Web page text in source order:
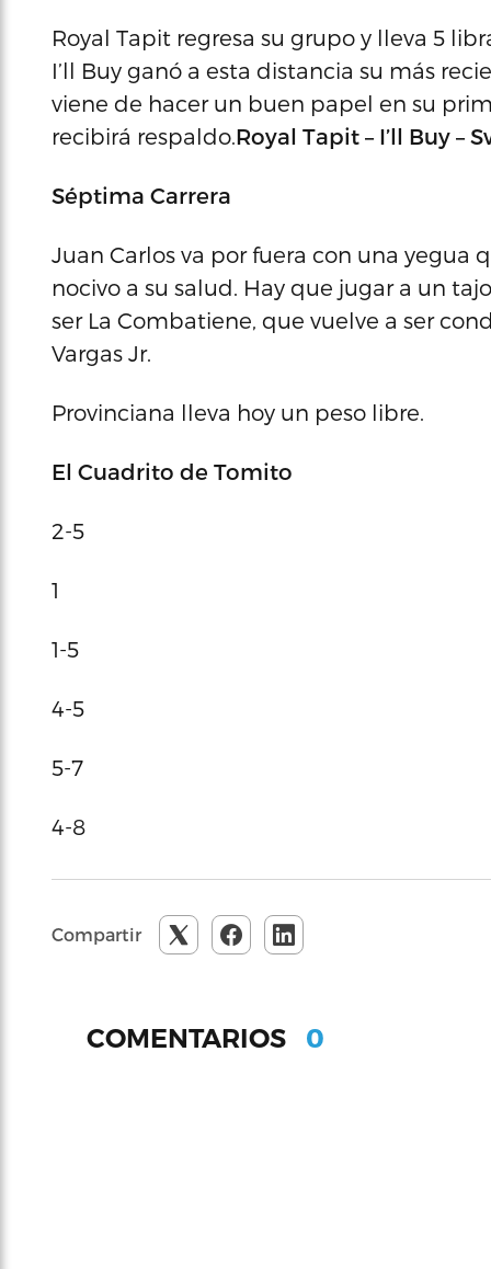
Royal Tapit regresa su grupo y lleva 5
I’ll Buy ganó a esta distancia su más
viene de hacer un buen papel en su
recibirá respaldo.Royal Tapit – I’ll Buy –
Séptima Carrera
Juan Carlos va por fuera con una yegua
nocivo a su salud. Hay que jugar a un
ser La Combatiene, que vuelve a ser
Vargas Jr.
Provinciana lleva hoy un peso libre.
El Cuadrito de Tomito
2-5
1
1-5
4-5
5-7
4-8
Compartir
COMENTARIOS 0